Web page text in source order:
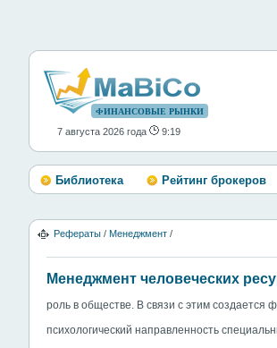
ФИНАНСОВЫЕ РЫНКИ
7 августа 2026 года 9:19
Библиотека Рейтинг брокеров
Рефераты / Менеджмент /
Менеджмент человеческих
роль в обществе. В связи с этим
психологический направленность